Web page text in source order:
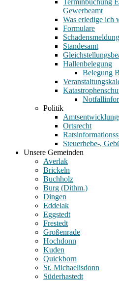
Terminbuchung
Gewerbeamt
Was erledige ich
Formulare
Schadensmeldung
Standesamt
Hallenbelegung
Belegung
Politik
Ortsrecht
Steuerhebe-,
Unsere Gemeinden
Averlak
Brickeln
Buchholz
Burg (Dithm.)
Dingen
Eddelak
Eggstedt
Frestedt
Großenrade
Hochdonn
Kuden
Quickborn
St. Michaelisdonn
Süderhastedt